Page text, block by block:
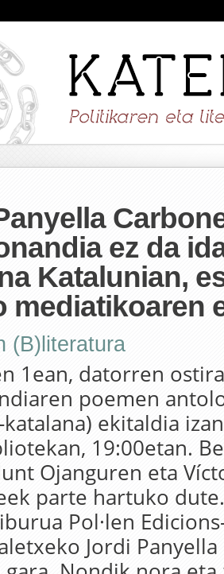
ez da
Katalunian,
mediatikoaren
(B)literatura
1ean, datorren
poemen
katalana) ekitaldia
19:00etan.
Ojanguren eta
parte hartuko
Pol·len
Jordi